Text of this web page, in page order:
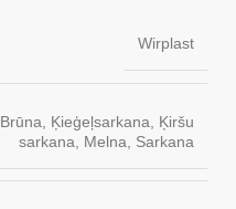
Wirplast
Brūna Ķieģeļsarkana
Ķiršu
sarkana
Melna Sarkana